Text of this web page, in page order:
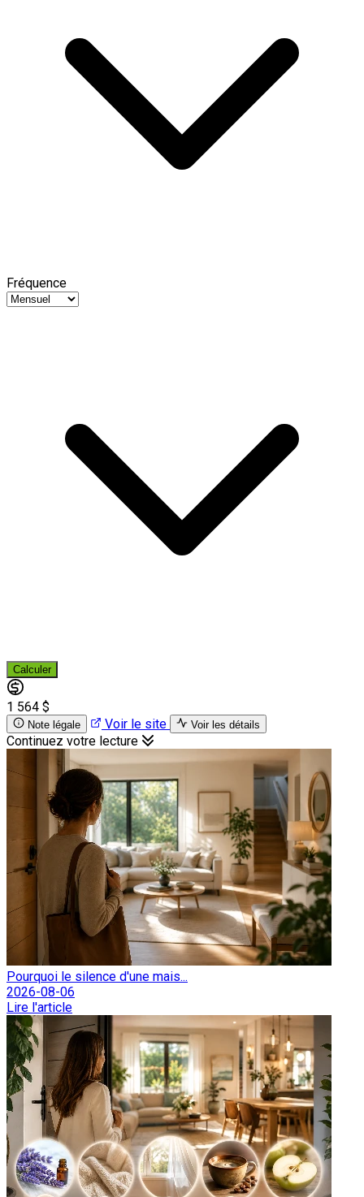
Fréquence
Calculer
1 564 $
Note légale Voir le site Voir les détails
Continuez votre lecture
Pourquoi le silence d'une mais...
2026-08-06
Lire l'article